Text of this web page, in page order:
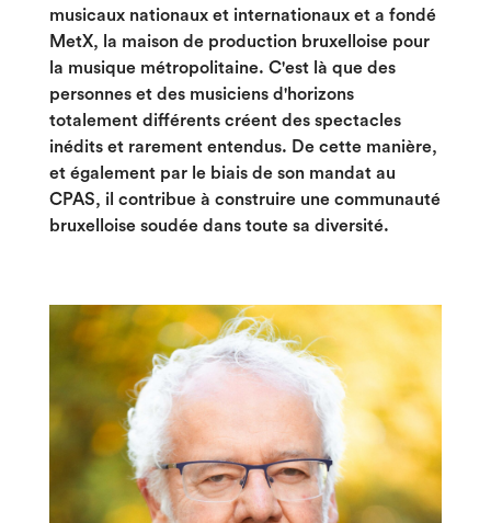
musicaux nationaux et internationaux et a fondé
MetX, la maison de production bruxelloise pour
la musique métropolitaine. C'est là que des
personnes et des musiciens d'horizons
totalement différents créent des spectacles
inédits et rarement entendus. De cette manière,
et également par le biais de son mandat au
CPAS, il contribue à construire une communauté
bruxelloise soudée dans toute sa diversité.